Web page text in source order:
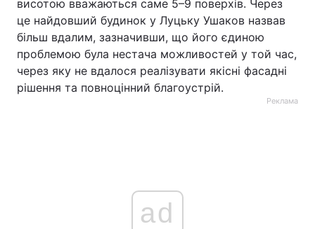
висотою вважаються саме 5–9 поверхів. Через
це найдовший будинок у Луцьку Ушаков назвав
більш вдалим, зазначивши, що його єдиною
проблемою була нестача можливостей у той час,
через яку не вдалося реалізувати якісні фасадні
рішення та повноцінний благоустрій.
Реклама
ad